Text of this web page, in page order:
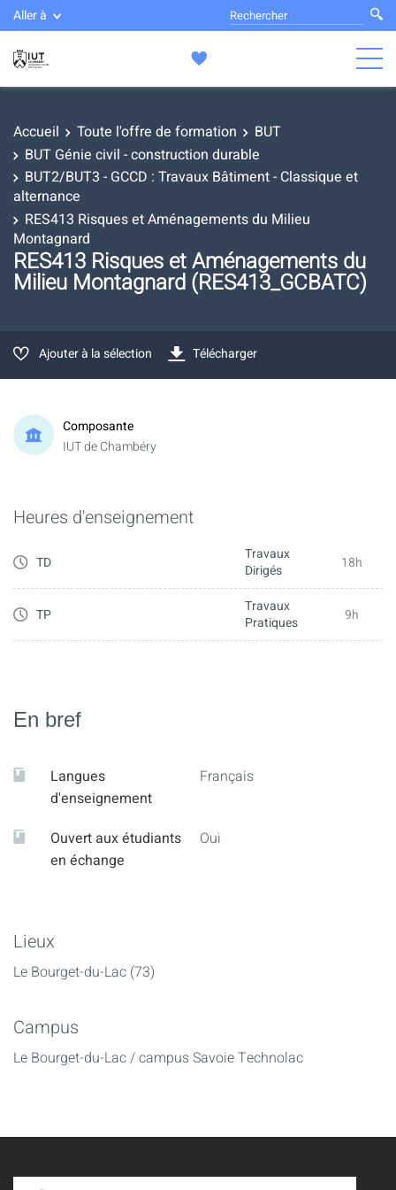
Aller à
Accueil Toute l'offre de formation
BUT
BUT Génie civil - construction durable
BUT2/BUT3 - GCCD : Travaux Bâtiment - Classique et
alternance
RES413 Risques et Aménagements du Milieu
Montagnard
RES413 Risques et Aménagements du
Milieu Montagnard (RES413_GCBATC)
Ajouter à la sélection Télécharger
Composante
IUT de Chambéry
Heures d'enseignement
TD
Travaux
Dirigés
18h
TP
Travaux
Pratiques
9h
En bref
Langues
d'enseignement
Français
Ouvert aux étudiants
en échange
Oui
Lieux
Le Bourget-du-Lac (73)
Campus
Le Bourget-du-Lac / campus Savoie Technolac